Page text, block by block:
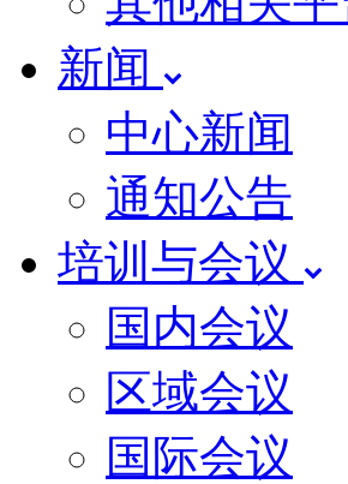
新闻
中心新闻
通知公告
培训与会议
国内会议
区域会议
国际会议